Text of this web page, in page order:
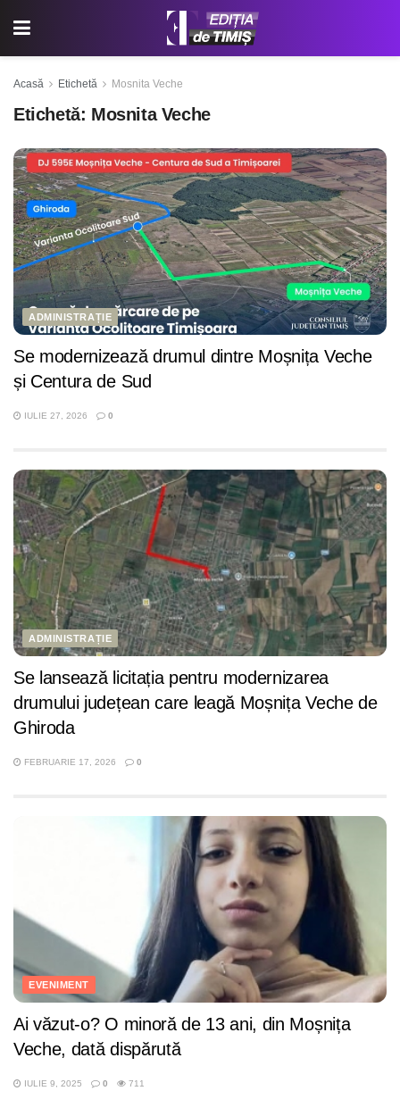
Acasă Etichetă Mosnita Veche
Etichetă: Mosnita Veche
ADMINISTRAȚIE
Se modernizează drumul dintre Moșnița Veche
și Centura de Sud
IULIE 27, 2026 0
ADMINISTRAȚIE
Se lansează licitația pentru modernizarea
drumului județean care leagă Moșnița Veche de
Ghiroda
FEBRUARIE 17, 2026 0
EVENIMENT
Ai văzut-o? O minoră de 13 ani, din Moșnița
Veche, dată dispărută
IULIE 9, 2025 0 711